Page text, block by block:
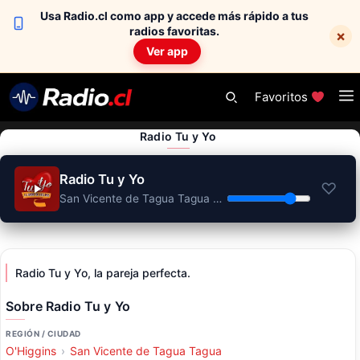
Usa Radio.cl como app y accede más rápido a tus
radios favoritas.
Ver app
×
Skip
to
content
Favoritos
Radio Tu y Yo
Radio Tu y Yo
San Vicente de Tagua Tagua web ♡
Radio Tu y Yo, la pareja perfecta.
Sobre Radio Tu y Yo
REGIÓN / CIUDAD
O'Higgins › San Vicente de Tagua Tagua